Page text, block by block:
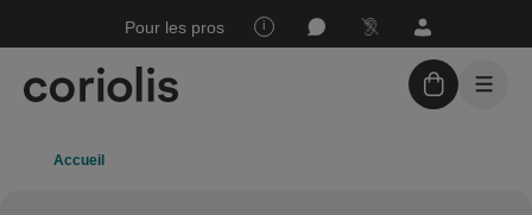
Pour les pros Assistance
conseiller
Espace
sourds
Client
Accueil